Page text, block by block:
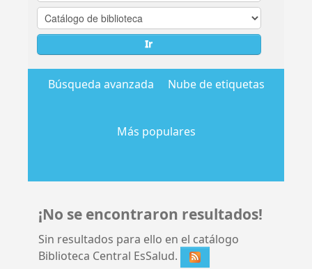
Ir
Búsqueda avanzada Nube de etiquetas
Más populares
¡No se encontraron resultados!
Sin resultados para ello en el catálogo
Biblioteca Central EsSalud.